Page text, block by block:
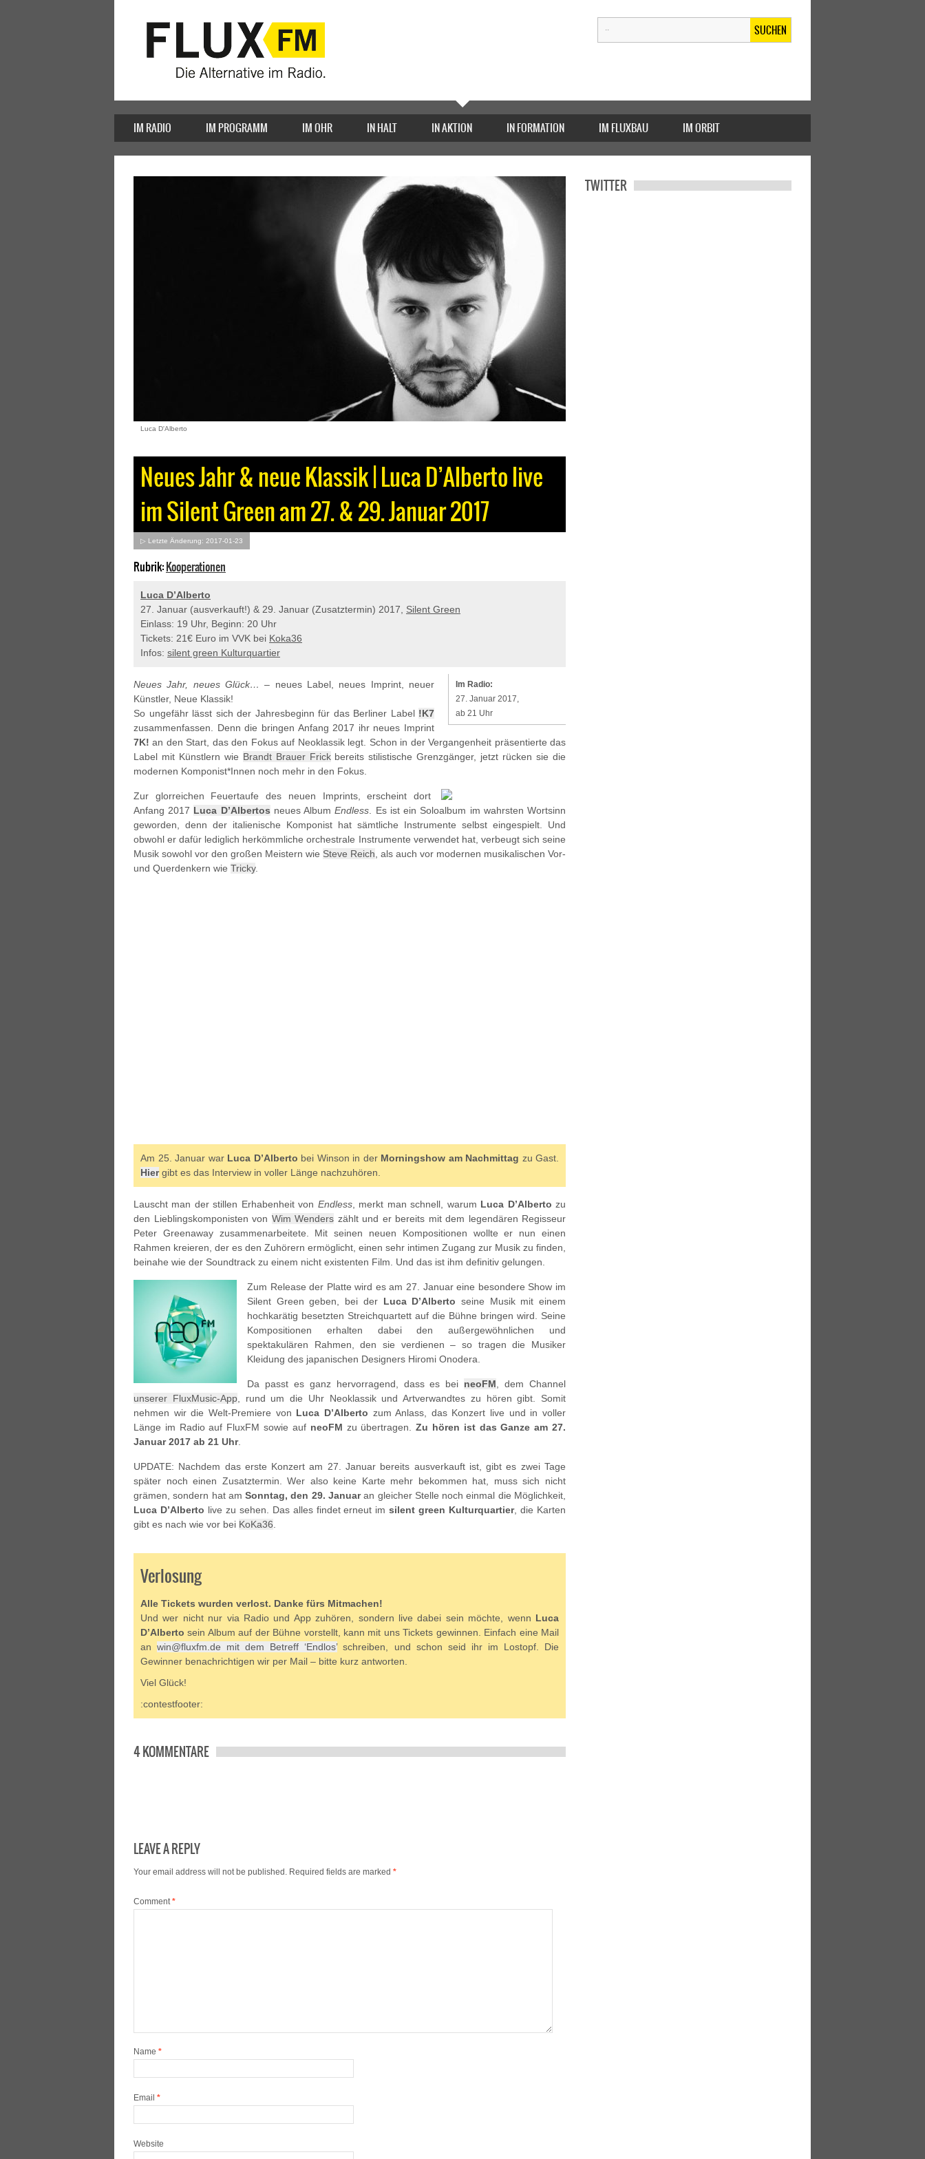
SUCHEN
IM RADIO IM PROGRAMM IM OHR IN HALT IN AKTION IN FORMATION IM FLUXBAU IM ORBIT
Luca D'Alberto
Neues Jahr & neue Klassik | Luca D’Alberto live
im Silent Green am 27. & 29. Januar 2017
▷ Letzte Änderung: 2017-01-23
Rubrik:Kooperationen
Luca D’Alberto
27. Januar (ausverkauft!) & 29. Januar (Zusatztermin) 2017, Silent Green
Einlass: 19 Uhr, Beginn: 20 Uhr
Tickets: 21€ Euro im VVK bei Koka36
Infos: silent green Kulturquartier
Im Radio:
27. Januar 2017,
ab 21 Uhr
Neues Jahr, neues Glück… – neues Label, neues Imprint, neuer
Künstler, Neue Klassik!
So ungefähr lässt sich der Jahresbeginn für das Berliner Label !K7
zusammenfassen. Denn die bringen Anfang 2017 ihr neues Imprint
7K! an den Start, das den Fokus auf Neoklassik legt. Schon in der Vergangenheit präsentierte das
Label mit Künstlern wie Brandt Brauer Frickbereits stilistische Grenzgänger, jetzt rücken sie die
modernen Komponist*Innen noch mehr in den Fokus.
Zur glorreichen Feuertaufe des neuen Imprints, erscheint dort
Anfang 2017 Luca D’Albertos neues AlbumEndless . Es ist ein Soloalbum im wahrsten Wortsinn
geworden, denn der italienische Komponist hat sämtliche Instrumente selbst eingespielt. Und
obwohl er dafür lediglich herkömmliche orchestrale Instrumente verwendet hat, verbeugt sich seine
Musik sowohl vor den großen Meistern wie Steve Reich , als auch vor modernen musikalischen Vor-
und Querdenkern wie Tricky.
Am 25. Januar war Luca D’Alberto bei Winson in der Morningshow am Nachmittag zu Gast.
Hiergibt es das Interview in voller Länge nachzuhören.
Lauscht man der stillen Erhabenheit von Endless, merkt man schnell, warum Luca D’Alberto zu
den Lieblingskomponisten von Wim Wenders zählt und er bereits mit dem legendären Regisseur
Peter Greenaway zusammenarbeitete. Mit seinen neuen Kompositionen wollte er nun einen
Rahmen kreieren, der es den Zuhörern ermöglicht, einen sehr intimen Zugang zur Musik zu finden,
beinahe wie der Soundtrack zu einem nicht existenten Film. Und das ist ihm definitiv gelungen.
Zum Release der Platte wird es am 27. Januar eine besondere Show im
Silent Green geben, bei der Luca D’Alberto seine Musik mit einem
hochkarätig besetzten Streichquartett auf die Bühne bringen wird. Seine
Kompositionen erhalten dabei den außergewöhnlichen und
spektakulären Rahmen, den sie verdienen – so tragen die Musiker
Kleidung des japanischen Designers Hiromi Onodera.
Da passt es ganz hervorragend, dass es bei neoFM, dem Channel
unserer FluxMusic-App, rund um die Uhr Neoklassik und Artverwandtes zu hören gibt. Somit
nehmen wir die Welt-Premiere von Luca D’Alberto zum Anlass, das Konzert live und in voller
Länge im Radio auf FluxFM sowie auf neoFM zu übertragen.Zu hören ist das Ganze am 27.
Januar 2017 ab 21 Uhr.
UPDATE: Nachdem das erste Konzert am 27. Januar bereits ausverkauft ist, gibt es zwei Tage
später noch einen Zusatztermin. Wer also keine Karte mehr bekommen hat, muss sich nicht
grämen, sondern hat amSonntag, den 29. Januaran gleicher Stelle noch einmal die Möglichkeit,
Luca D’Alberto live zu sehen. Das alles findet erneut imsilent green Kulturquartier, die Karten
gibt es nach wie vor bei KoKa36.
Verlosung
Alle Tickets wurden verlost. Danke fürs Mitmachen!
Und wer nicht nur via Radio und App zuhören, sondern live dabei sein möchte, wenn Luca
D’Alberto sein Album auf der Bühne vorstellt, kann mit uns Tickets gewinnen. Einfach eine Mail
anwin@fluxfm.de mit dem Betreff ‘Endlos’schreiben, und schon seid ihr im Lostopf. Die
Gewinner benachrichtigen wir per Mail – bitte kurz antworten.
Viel Glück!
:contestfooter:
4 KOMMENTARE
LEAVE A REPLY
Your email address will not be published. Required fields are marked *
Comment*
Name *
Email *
Website
TWITTER